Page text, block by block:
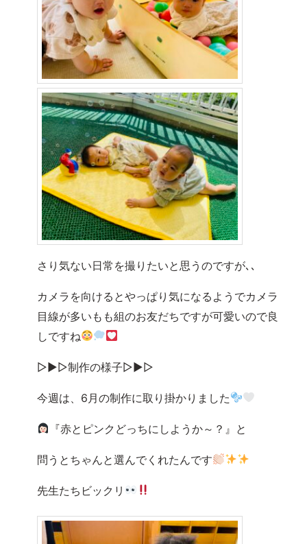
さり気ない日常を撮りたいと思うのですが､､
カメラを向けるとやっぱり気になるようでカメラ
目線が多いもも組のお友だちですが可愛いので良
しですね
▷▶︎▷制作の様子▷▶︎▷
今週は、6月の制作に取り掛かりました
『赤とピンクどっちにしようか～？』と
問うとちゃんと選んでくれたんです
先生たちビックリ